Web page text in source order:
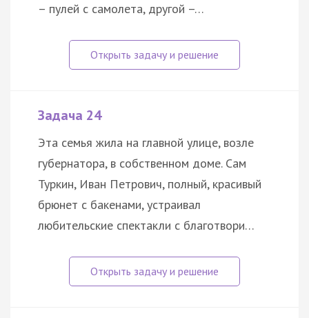
– пулей с самолета, другой –…
Задача 24
Эта семья жила на главной улице, возле
губернатора, в собственном доме. Сам
Туркин, Иван Петрович, полный, красивый
брюнет с бакенами, устраивал
любительские спектакли с благотвори…